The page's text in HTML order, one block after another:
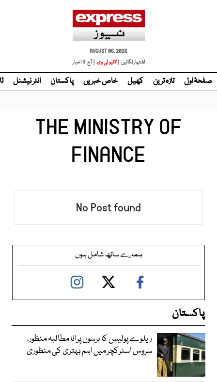
AUGUST 06, 2026
اشتہار لگائیں | لائیو ٹی وی | آج کا اخبار
صفحۂ اول تازہ ترین کھیل خاص خبریں پاکستان انٹر نیشنل
THE MINISTRY OF
FINANCE
No Post found
ہمارے ساتھ شامل ہوں
پاکستان
ریلوے پولیس کا برسوں پرانا مطالبہ منظور،
سروس اسٹرکچر میں اہم بہتری کی منظوری